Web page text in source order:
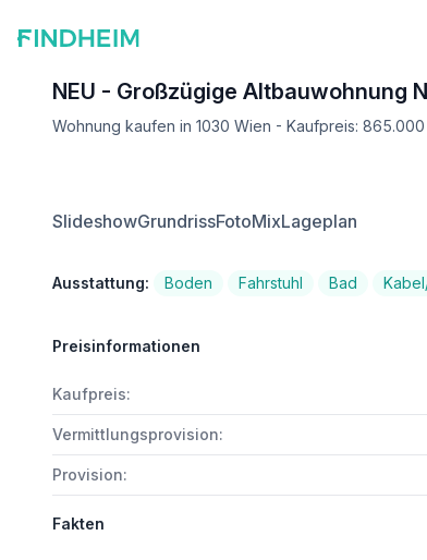
NEU - Großzügige Altbauwohnung
Wohnung kaufen in 1030 Wien - Kaufpreis:
SlideshowGrundrissFotoMixLageplan
Ausstattung: Boden Fahrstuhl Bad
Preisinformationen
Kaufpreis:
Vermittlungsprovision:
Provision:
Fakten